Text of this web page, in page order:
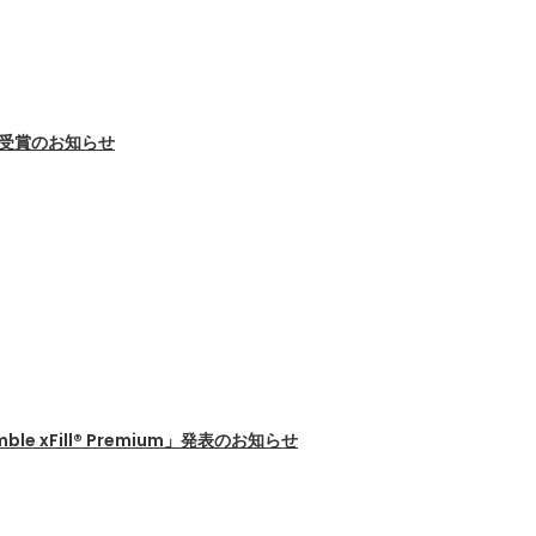
賞のお知らせ
xFill® Premium」発表のお知らせ